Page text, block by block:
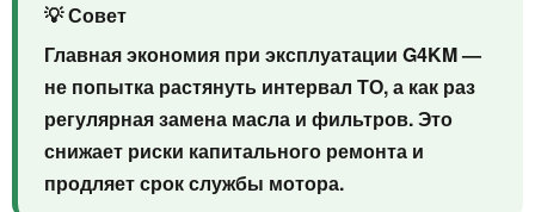
💡 Совет
Главная экономия при эксплуатации G4KM —
не попытка растянуть интервал ТО, а как раз
регулярная замена масла и фильтров. Это
снижает риски капитального ремонта и
продляет срок службы мотора.